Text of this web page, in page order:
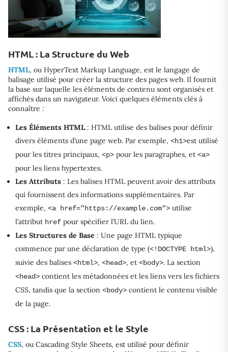
HTML : La Structure du Web
HTML, ou HyperText Markup Language, est le langage de
balisage utilisé pour créer la structure des pages web. Il fournit
la base sur laquelle les éléments de contenu sont organisés et
affichés dans un navigateur. Voici quelques éléments clés à
connaître :
Les Éléments HTML: HTML utilise des balises pour définir
divers éléments d’une page web. Par exemple, <h1>est utilisé
pour les titres principaux, <p>pour les paragraphes, et <a>
pour les liens hypertextes.
Les Attributs: Les balises HTML peuvent avoir des attributs
qui fournissent des informations supplémentaires. Par
exemple, <a href="https://example.com">utilise
l’attribut hrefpour spécifier l’URL du lien.
Les Structures de Base : Une page HTML typique
commence par une déclaration de type (<!DOCTYPE html>),
suivie des balises <html>, <head>, et <body>. La section
<head>contient les métadonnées et les liens vers les fichiers
CSS, tandis que la section <body>contient le contenu visible
de la page.
CSS : La Présentation et le Style
CSS, ou Cascading Style Sheets, est utilisé pour définir